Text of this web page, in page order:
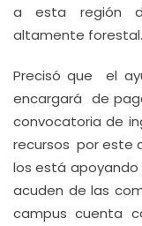
a esta región
altamente forestal.
Precisó que el
encargará de
convocatoria de
recursos por este
los está
acuden de las
campus cuenta